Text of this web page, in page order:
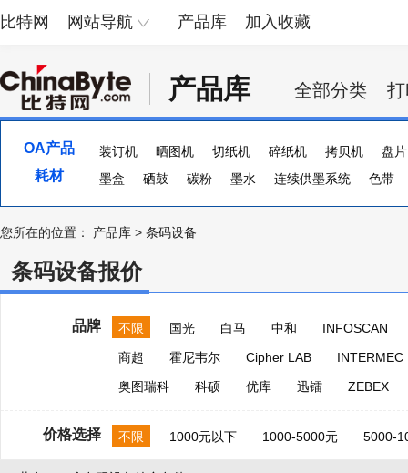
比特网 网站导航 产品库 加入收藏
产品库 全部分类
OA产品 装订机 晒图机 切纸机 碎纸机 拷贝机
盘片
UPS电源
稳压电源
耗材 墨盒 硒鼓 碳粉 墨水 连续供墨系统 色带
您所在的位置： 产品库 > 条码设备
条码设备报价
品牌 不限 国光 白马 中和
INFOSCAN
商超
霍尼韦尔 Cipher LAB
INTERMEC
奥图瑞科
科硕 优库 迅镭 ZEBEX
价格选择 不限 1000元以下 1000-5000元 5000-